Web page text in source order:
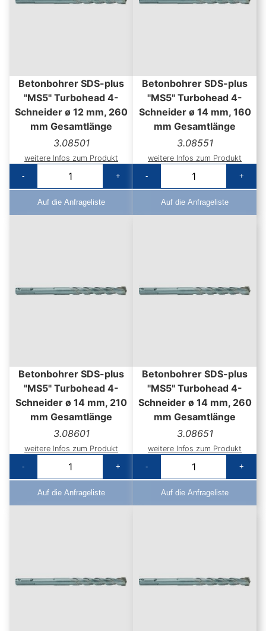
Betonbohrer SDS-plus
"MS5" Turbohead 4-
Schneider ø 12 mm, 260
mm Gesamtlänge
3.08501
weitere Infos zum Produkt
-
+
Auf die Anfrageliste
Betonbohrer SDS-plus
"MS5" Turbohead 4-
Schneider ø 14 mm, 160
mm Gesamtlänge
3.08551
weitere Infos zum Produkt
-
+
Auf die Anfrageliste
Betonbohrer SDS-plus
"MS5" Turbohead 4-
Schneider ø 14 mm, 210
mm Gesamtlänge
3.08601
weitere Infos zum Produkt
-
+
Auf die Anfrageliste
Betonbohrer SDS-plus
"MS5" Turbohead 4-
Schneider ø 14 mm, 260
mm Gesamtlänge
3.08651
weitere Infos zum Produkt
-
+
Auf die Anfrageliste